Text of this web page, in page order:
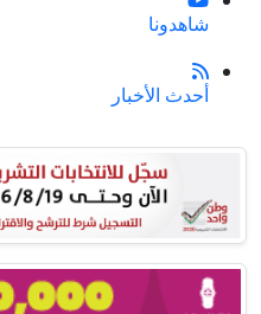
شاهدونا
أحدث الأخبار